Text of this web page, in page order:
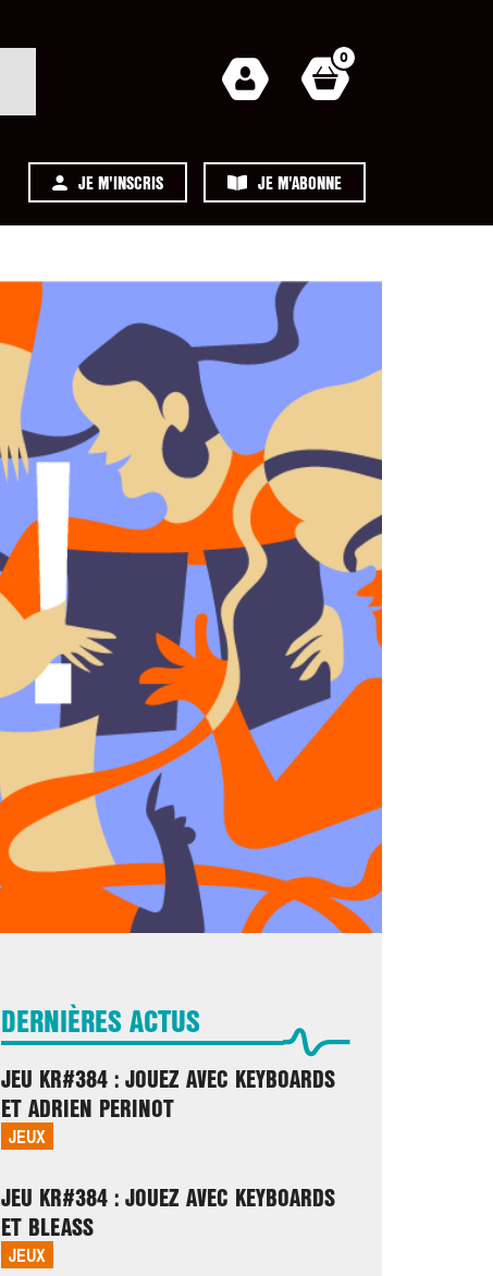
0
JE M'INSCRIS JE M'ABONNE
DERNIÈRES ACTUS
JEU KR#384 : JOUEZ AVEC KEYBOARDS
ET ADRIEN PERINOT
JEUX
JEU KR#384 : JOUEZ AVEC KEYBOARDS
ET BLEASS
JEUX